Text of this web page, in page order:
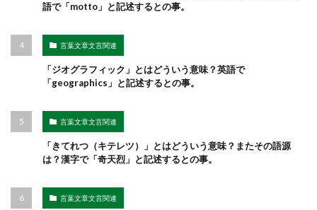
語で「motto」と記述するとの事。
言葉文章文言関連
「ジオグラフィック」とはどういう意味？英語で
「geographics」と記述するとの事。
言葉文章文言関連
「きてれつ（キテレツ）」とはどういう意味？またその語源
は？漢字で「奇天烈」と記述するとの事。
言葉文章文言関連